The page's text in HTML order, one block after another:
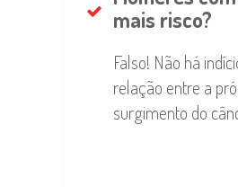
mais risco?
Falso! Não há
relação entre a
surgimento do